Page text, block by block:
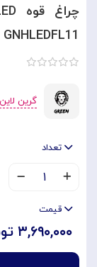
گرین لاین
تعداد
۱
قیمت
۳,۶۹۰,۰۰۰ تومان